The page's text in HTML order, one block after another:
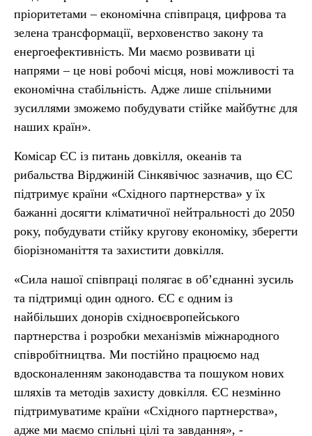
пріоритетами – економічна співпраця, цифрова та
зелена трансформації, верховенство закону та
енергоефективність. Ми маємо розвивати ці
напрями – це нові робочі місця, нові можливості та
економічна стабільність. Адже лише спільними
зусиллями зможемо побудувати стійке майбутнє для
наших країн».
Комісар ЄС із питань довкілля, океанів та
рибальства Вірджиній Сінкявічюс зазначив, що ЄС
підтримує країни «Східного партнерства» у їх
бажанні досягти кліматичної нейтральності до 2050
року, побудувати стійку кругову економіку, зберегти
біорізноманіття та захистити довкілля.
«Сила нашої співпраці полягає в об’єднанні зусиль
та підтримці один одного. ЄС є одним із
найбільших донорів східноєвропейського
партнерства і розробки механізмів міжнародного
співробітництва. Ми постійно працюємо над
вдосконаленням законодавства та пошуком нових
шляхів та методів захисту довкілля. ЄС незмінно
підтримуватиме країни «Східного партнерства»,
адже ми маємо спільні цілі та завдання», -